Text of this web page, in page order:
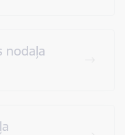
nodaļa